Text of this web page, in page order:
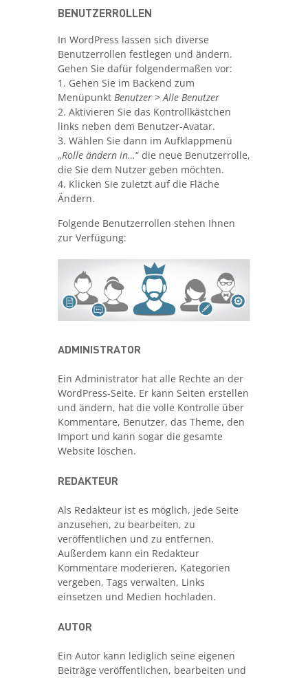
BENUTZERROLLEN
In WordPress lassen sich diverse
Benutzerrollen festlegen und ändern.
Gehen Sie dafür folgendermaßen vor:
1. Gehen Sie im Backend zum
Menüpunkt Benutzer > Alle Benutzer
2. Aktivieren Sie das Kontrollkästchen
links neben dem Benutzer-Avatar.
3. Wählen Sie dann im Aufklappmenü
„Rolle ändern in…“ die neue Benutzerrolle,
die Sie dem Nutzer geben möchten.
4. Klicken Sie zuletzt auf die Fläche
Ändern.
Folgende Benutzerrollen stehen Ihnen
zur Verfügung:
ADMINISTRATOR
Ein Administrator hat alle Rechte an der
WordPress-Seite. Er kann Seiten erstellen
und ändern, hat die volle Kontrolle über
Kommentare, Benutzer, das Theme, den
Import und kann sogar die gesamte
Website löschen.
REDAKTEUR
Als Redakteur ist es möglich, jede Seite
anzusehen, zu bearbeiten, zu
veröffentlichen und zu entfernen.
Außerdem kann ein Redakteur
Kommentare moderieren, Kategorien
vergeben, Tags verwalten, Links
einsetzen und Medien hochladen.
AUTOR
Ein Autor kann lediglich seine eigenen
Beiträge veröffentlichen, bearbeiten und